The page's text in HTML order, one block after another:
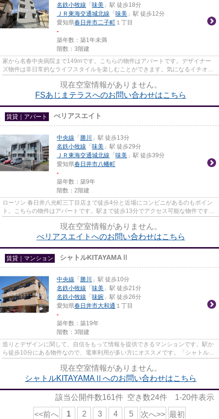
名鉄小牧線 「 味美 」駅 徒歩18分
ＪＲ東海交通城北線 「 味美 」駅 徒歩12分
愛知県春日井市二子町 １丁目
-
築年数：築1年未満
階数：3階建
家から名春中央病院まで149mです。こちらの物件はアパートです。デザイナー
ズ物件は非日常的なライフスタイルを楽しむことができます。気になるイチオシ
現在空室情報がありません。
FSあじまテラスへのお問い合わせはこちら
賃貸｜アパート べリアスエイト
中央線 「 勝川
」駅 徒歩13分
名鉄小牧線 「 味美 」駅 徒歩29分
ＪＲ東海交通城北線 「 味美 」駅 徒歩39分
愛知県春日井市八幡町
-
築年数：築9年
階数：2階建
ローソン 春日井八光町三丁目店まで徒歩4分と近場にコンビニがあるのもポイン
ト。こちらの物件はアパートです。駅まで徒歩13分でアクセス可能な物件です。
現在空室情報がありません。
べリアスエイトへのお問い合わせはこちら
賃貸｜マンション シャトルKITAYAMAⅡ
中央線 「 勝川
」駅 徒歩10分
名鉄小牧線 「 味美 」駅 徒歩21分
名鉄小牧線 「 味鋺 」駅 徒歩26分
愛知県春日井市大和通 １丁目
-
築年数：築19年
階数：3階建
造りとデザインに関して、自信をもって情報を提供できるマンションです。駅か
ら徒歩10分にある物件なので、電車利用が多い方にオススメです。「シャトル
現在空室情報がありません。
シャトルKITAYAMAⅡへのお問い合わせはこちら
該当公開件数161件 空き数24件 1-20件表示
<<前へ 1 2 3 4 5 次へ>> 最初